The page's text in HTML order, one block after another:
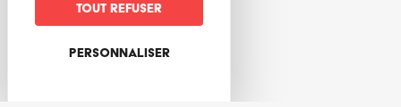
Tout refuser
Personnaliser